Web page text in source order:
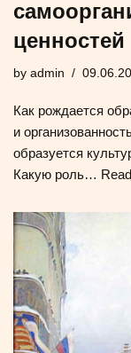
ценностей
by admin
Как рождается
и
образуется
Какую роль…